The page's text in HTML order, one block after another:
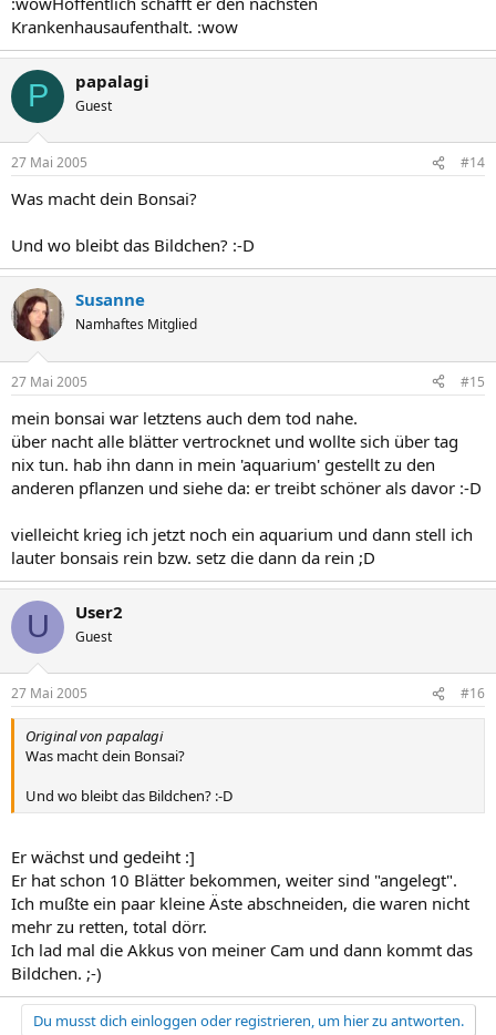
Krankenhausaufenthalt. :wow
P papalagi
Guest
27 Mai 2005 #14
Was macht dein Bonsai?
Und wo bleibt das Bildchen? :-D
Susanne
Namhaftes Mitglied
27 Mai 2005 #15
mein bonsai war letztens auch dem tod nahe.
über nacht alle blätter vertrocknet und wollte sich über tag
nix tun. hab ihn dann in mein 'aquarium' gestellt zu den
anderen pflanzen und siehe da: er treibt schöner als davor :-D
vielleicht krieg ich jetzt noch ein aquarium und dann stell ich
lauter bonsais rein bzw. setz die dann da rein ;D
U User2
Guest
27 Mai 2005 #16
Original von papalagi
Was macht dein Bonsai?
Und wo bleibt das Bildchen? :-D
Er wächst und gedeiht :]
Er hat schon 10 Blätter bekommen, weiter sind "angelegt".
Ich mußte ein paar kleine Äste abschneiden, die waren nicht
mehr zu retten, total dörr.
Ich lad mal die Akkus von meiner Cam und dann kommt das
Bildchen. ;-)
Du musst dich einloggen oder registrieren, um hier zu antworten.